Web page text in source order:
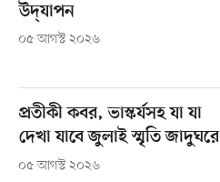
উদ্‌যাপন
০৫ আগস্ট ২০২৬
প্রতীকী কবর, ভাস্কর্যসহ যা যা
দেখা যাবে জুলাই স্মৃতি জাদুঘরে
০৫ আগস্ট ২০২৬